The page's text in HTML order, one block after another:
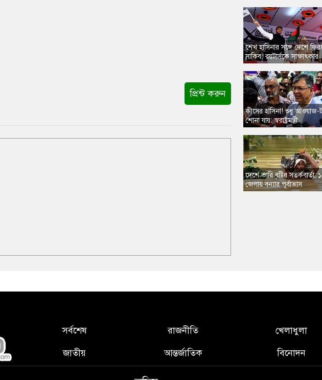
প্রিন্ট করুন
​শেখ হাসিনার সঙ্গে দেশে
সাকিব: রয়টার্সকে সাক্ষাৎকার
​কীসের হাসিনা! শুধু আওয়াজ-
শোনা যায়: স্বরাষ্ট্রমন্ত্রী
​দেশে ভারি বৃষ্টির সতর্কবার্তা,
জেলায় বন্যার পূর্বাভাস
সর্বশেষ
জাতীয়
রাজনীতি
আন্তর্জাতিক
খেলাধুলা
বিনোদন